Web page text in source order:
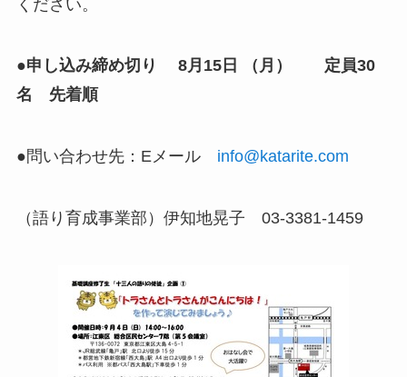
ください。
●申し込み締め切り 8月15日 （月） 定員30
名 先着順
●問い合わせ先：Eメール info@katarite.com
（語り育成事業部）伊知地晃子 03-3381-1459